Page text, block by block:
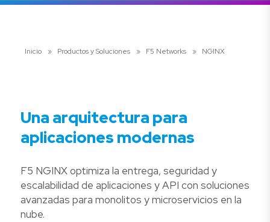
Inicio » Productos y Soluciones » F5 Networks » NGINX
Una arquitectura para
aplicaciones modernas
F5 NGINX optimiza la entrega, seguridad y
escalabilidad de aplicaciones y API con soluciones
avanzadas para monolitos y microservicios en la
nube.